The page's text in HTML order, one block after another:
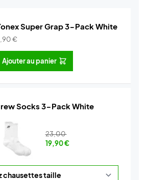
Super Grap 3-Pack White
€
Ajouter au panier
Socks 3-Pack White
23,00
19,90€